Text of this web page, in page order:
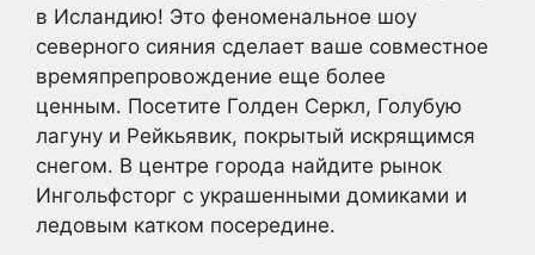
в Исландию! Это феноменальное шоу
северного сияния сделает ваше совместное
времяпрепровождение еще более
ценным. Посетите Голден Серкл, Голубую
лагуну и Рейкьявик, покрытый искрящимся
снегом. В центре города найдите рынок
Ингольфсторг с украшенными домиками и
ледовым катком посередине.